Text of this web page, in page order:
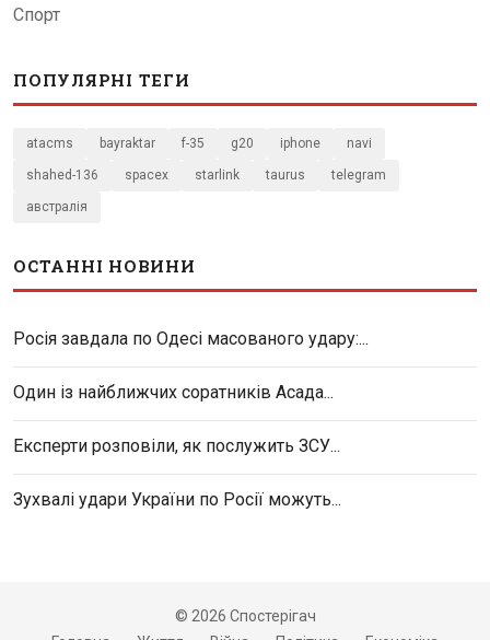
Спорт
ПОПУЛЯРНІ ТЕГИ
atacms bayraktar f-35 g20 iphone navi
shahed-136 spacex starlink taurus telegram
австралія
ОСТАННІ НОВИНИ
Росія завдала по Одесі масованого удару:...
Один із найближчих соратників Асада...
Експерти розповіли, як послужить ЗСУ...
Зухвалі удари України по Росії можуть...
© 2026 Спостерігач